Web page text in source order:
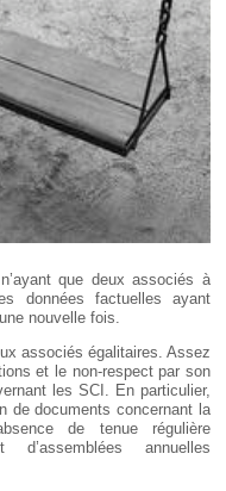
que deux associés à
données factuelles ayant
nouvelle fois.
associés égalitaires. Assez
et le non-respect par son
les SCI. En particulier,
de documents concernant la
de tenue régulière
d’assemblées annuelles